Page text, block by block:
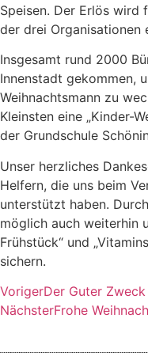
Speisen. Der Erlös wird
der drei Organisationen
Insgesamt rund 2000
Innenstadt gekommen,
Weihnachtsmann zu
Kleinsten eine „Kinder-
der Grundschule
Unser herzliches
Helfern, die uns beim
unterstützt haben.
möglich auch weiterhin
Frühstück“ und
sichern.
VorigerDer Guter
NächsterFrohe